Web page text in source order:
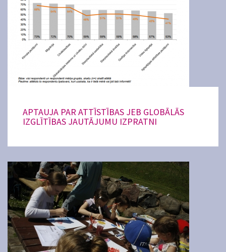
APTAUJA PAR ATTĪSTĪBAS JEB GLOBĀLĀS
IZGLĪTĪBAS JAUTĀJUMU IZPRATNI